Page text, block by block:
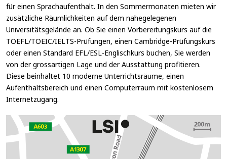
für einen Sprachaufenthalt. In den Sommermonaten mieten wir
zusätzliche Räumlichkeiten auf dem nahegelegenen
Universitätsgelände an. Ob Sie einen Vorbereitungskurs auf die
TOEFL/TOEIC/IELTS-Prüfungen, einen Cambridge-Prüfungskurs
oder einen Standard EFL/ESL-Englischkurs buchen, Sie werden
von der grossartigen Lage und der Ausstattung profitieren.
Diese beinhaltet 10 moderne Unterrichtsräume, einen
Aufenthaltsbereich und einen Computerraum mit kostenlosem
Internetzugang.